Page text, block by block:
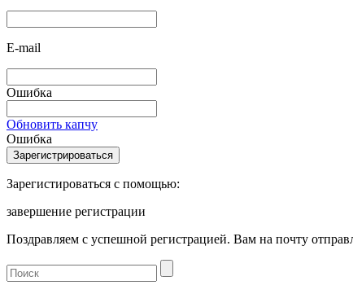
E-mail
Ошибка
Обновить капчу
Ошибка
Зарегистироваться с помощью:
завершение регистрации
Поздравляем с успешной регистрацией. Вам на почту